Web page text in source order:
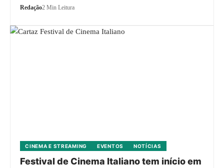
Redação2 Min Leitura
CINEMA E STREAMING EVENTOS NOTÍCIAS
Festival de Cinema Italiano tem início em